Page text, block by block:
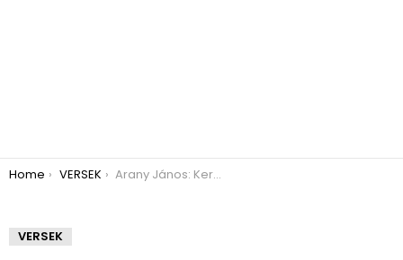
You are here:
Home VERSEK Arany János: Kertben
VERSEK